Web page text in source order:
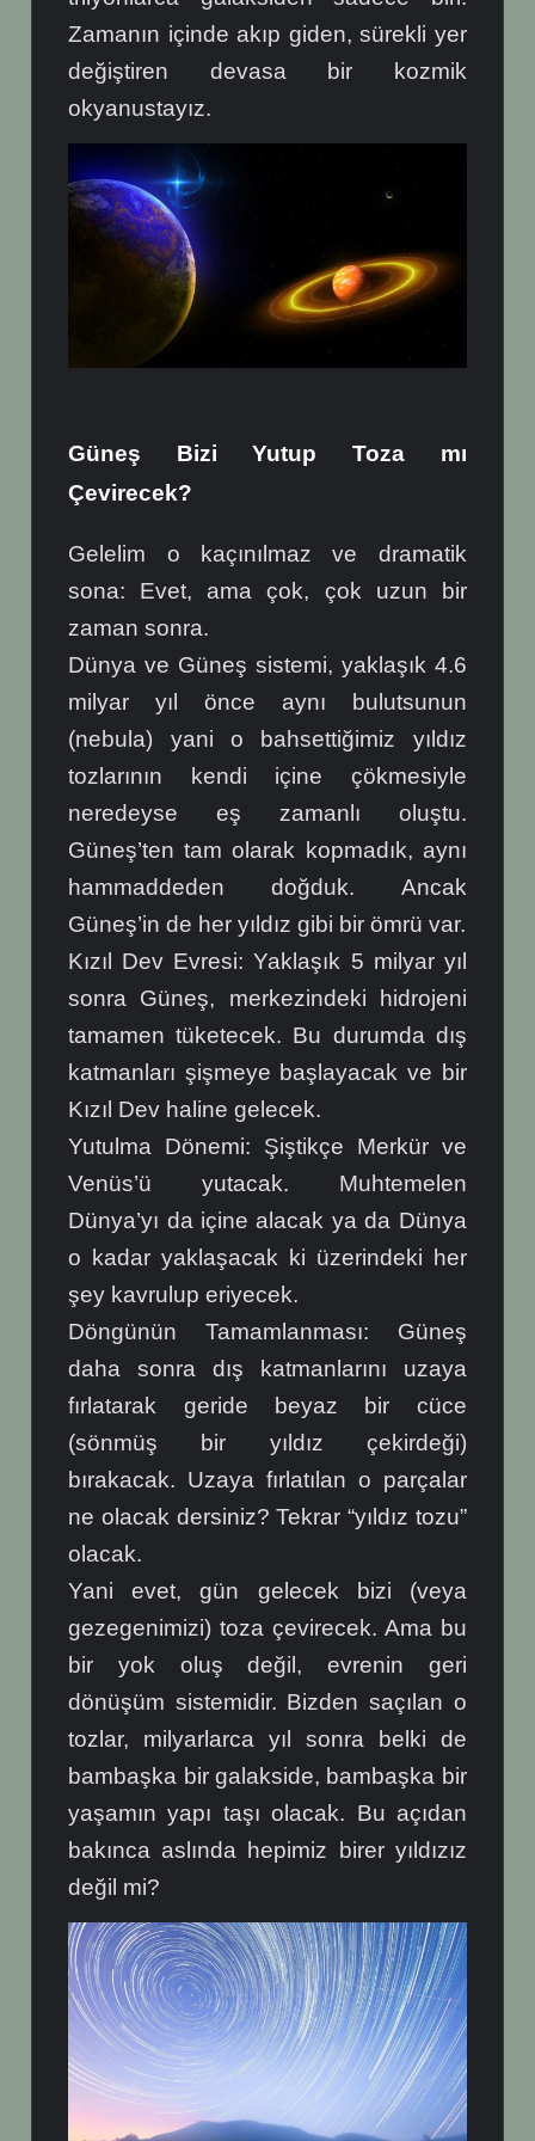
Zamanın içinde akıp giden, sürekli yer
değiştiren devasa bir kozmik
okyanustayız.
Güneş Bizi Yutup Toza mı
Çevirecek?
Gelelim o kaçınılmaz ve dramatik
sona: Evet, ama çok, çok uzun bir
zaman sonra.
Dünya ve Güneş sistemi, yaklaşık 4.6
milyar yıl önce aynı bulutsunun
(nebula) yani o bahsettiğimiz yıldız
tozlarının kendi içine çökmesiyle
neredeyse eş zamanlı oluştu.
Güneş’ten tam olarak kopmadık, aynı
hammaddeden doğduk. Ancak
Güneş’in de her yıldız gibi bir ömrü var.
Kızıl Dev Evresi: Yaklaşık 5 milyar yıl
sonra Güneş, merkezindeki hidrojeni
tamamen tüketecek. Bu durumda dış
katmanları şişmeye başlayacak ve bir
Kızıl Dev haline gelecek.
Yutulma Dönemi: Şiştikçe Merkür ve
Venüs’ü yutacak. Muhtemelen
Dünya’yı da içine alacak ya da Dünya
o kadar yaklaşacak ki üzerindeki her
şey kavrulup eriyecek.
Döngünün Tamamlanması: Güneş
daha sonra dış katmanlarını uzaya
fırlatarak geride beyaz bir cüce
(sönmüş bir yıldız çekirdeği)
bırakacak. Uzaya fırlatılan o parçalar
ne olacak dersiniz? Tekrar “yıldız tozu”
olacak.
Yani evet, gün gelecek bizi (veya
gezegenimizi) toza çevirecek. Ama bu
bir yok oluş değil, evrenin geri
dönüşüm sistemidir. Bizden saçılan o
tozlar, milyarlarca yıl sonra belki de
bambaşka bir galakside, bambaşka bir
yaşamın yapı taşı olacak. Bu açıdan
bakınca aslında hepimiz birer yıldızız
değil mi?